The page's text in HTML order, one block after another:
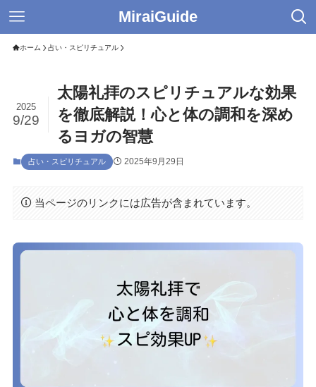
MiraiGuide
ホーム 占い・スピリチュアル
太陽礼拝のスピリチュアルな効果
を徹底解説！心と体の調和を深め
るヨガの智慧
2025
9/29
占い・スピリチュアル 2025年9月29日
当ページのリンクには広告が含まれています。